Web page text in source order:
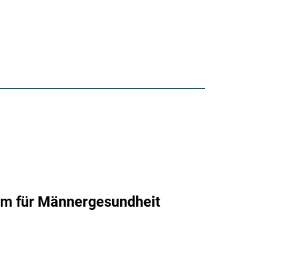
für Männergesundheit